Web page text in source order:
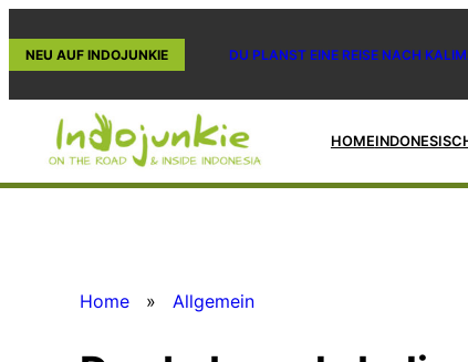
Inhalt
NEU AUF INDOJUNKIE DU PLANST EINE REISE NACH
HOME
Home » Allgemein